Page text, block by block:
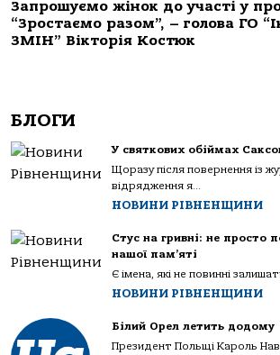
Запрошуємо жінок до участі у
“Зростаємо разом”, – голова ГО
ЗМІН” Вікторія Костюк
БЛОГИ
У святкових обіймах
Щоразу після повернення із
відрядження я...
НОВИНИ РІВНЕНЩИНИ
Стус на гривні: не просто
нашої пам’яті
Є імена, які не повинні
НОВИНИ РІВНЕНЩИНИ
Білий Орел летить додому
Президент Польщі Кароль